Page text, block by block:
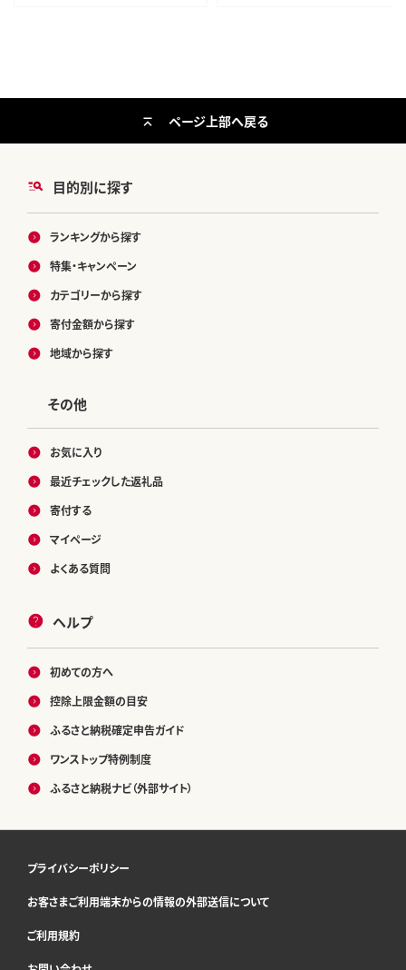
目的別に探す
ランキングから探す
特集・キャンペーン
カテゴリーから探す
寄付金額から探す
地域から探す
その他
お気に入り
最近チェックした返礼品
寄付する
マイページ
よくある質問
ヘルプ
初めての方へ
控除上限金額の目安
ふるさと納税確定申告ガイド
ワンストップ特例制度
ふるさと納税ナビ（外部サイト）
ページ上部へ戻る
プライバシーポリシー
お客さまご利用端末からの情報の外部送信について
ご利用規約